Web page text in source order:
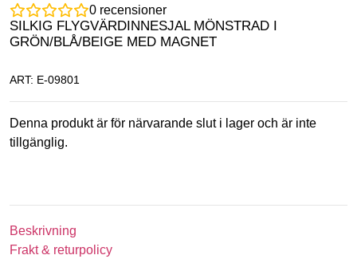
0 recensioner
SILKIG FLYGVÄRDINNESJAL MÖNSTRAD I
GRÖN/BLÅ/BEIGE MED MAGNET
ART: E-09801
Denna produkt är för närvarande slut i lager och är inte
tillgänglig.
Beskrivning
Frakt & returpolicy